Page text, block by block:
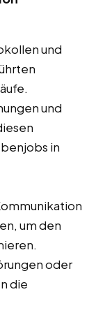
und
und
in
um den
oder
die